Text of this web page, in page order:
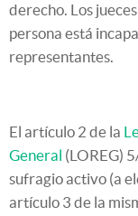
derecho. Los
persona está
representantes.
El artículo 2 de la
General (LOREG)
sufragio activo (a
artículo 3 de la